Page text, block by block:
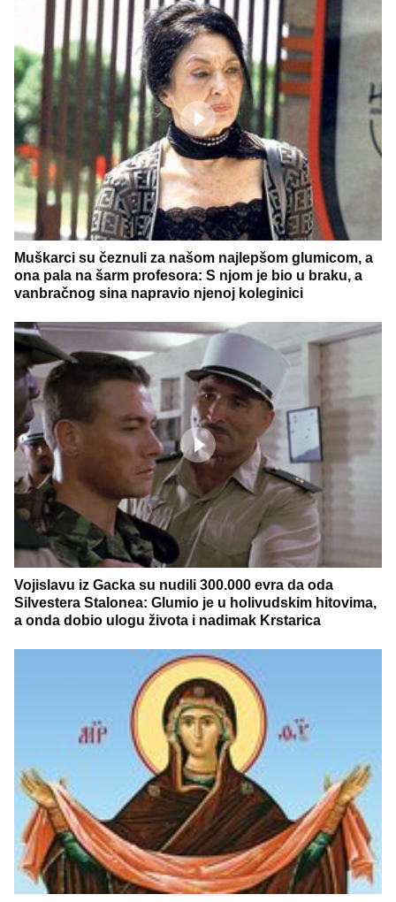
Muškarci su čeznuli za našom najlepšom glumicom, a
ona pala na šarm profesora: S njom je bio u braku, a
vanbračnog sina napravio njenoj koleginici
Vojislavu iz Gacka su nudili 300.000 evra da oda
Silvestera Stalonea: Glumio je u holivudskim hitovima,
a onda dobio ulogu života i nadimak Krstarica